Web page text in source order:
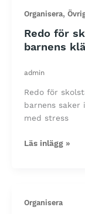
handdukar
Organisera,
Redo för
barnens
admin
Redo för
barnens
med stress
Redo
du
Läs inlägg »
Organisera